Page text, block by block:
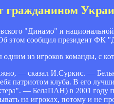
гражданином
"Динамо" и
Об этом сообщил президент ФК
одним из игроков команды, с
— сказал И.Суркис. —
патриотом клуба. В его
— БелаПАН) в 2001 году
на игроках, потому и не